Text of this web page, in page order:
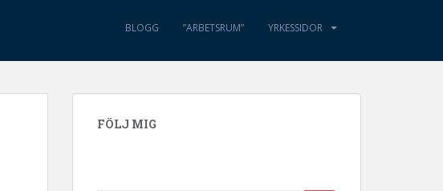
BLOGG ”ARBETSRUM” YRKESSIDOR
FÖLJ MIG